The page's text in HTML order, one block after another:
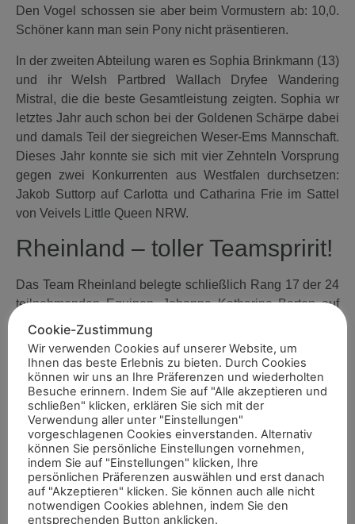
Den Vogel schossen sie aber beim Vormustern ab: 10,0.
Schöner kann man sein Pony nicht präsentieren.
In der zweiten Abteilung waren es Sophia Brinkmann (13)
und ihr Welsh Partbred Wallach Dryfee Wandering
Mistral, die die beste Gesamtleistung zeigten. Sophia wr
letztes Jahr auch schon bei der Goldenen Schärpe dabei
und damals Teil der siegreichen Weser-Ems Mannschaft.
Dieses Jahr konnte sie sich mit vier Zehnteln Vorsprung
gegen zwei Konkurrenten aus Westfalen durchsetzen:
Jakob Suttorp auf Carlotta und Catharina Frie im Sattel
von Veivels Little Queen NRW.
Rheinland – toller Teamspririt!
Das Team Rheinland belegte schließlich Rang 17 der 24
teilnehmenden Equipen. Johanna Katharina Barten auf
Kweb (11, aus Rheinberg), Maya Kaartinen (15,
Düsseldorf) mit Vayana CR, Sidney Mario Senf auf
Steverheides Dondrup (12, Hamminkeln), Viviene
Wolters (9 Jahre jung aus Wesel) auf Eikenhorst’s
Emanuel und Finja Marquaß im Sattel von Peppermint Pit
(15, Schermbeck) waren unter den grün-weißen
Landesfarben im Einsatz.
Das beste Einzelergebnis hatten Katharina Barten und
Kweb. Sie belegten in der zweiten Abteilung Rang 15
unter den 61 Startern in der zweiten Abteilung.
Cookie-Zustimmung
Wir verwenden Cookies auf unserer Website, um
Ihnen das beste Erlebnis zu bieten. Durch Cookies
können wir uns an Ihre Präferenzen und wiederholten
Besuche erinnern. Indem Sie auf "Alle akzeptieren und
schließen" klicken, erklären Sie sich mit der
Verwendung aller unter "Einstellungen"
vorgeschlagenen Cookies einverstanden. Alternativ
können Sie persönliche Einstellungen vornehmen,
indem Sie auf "Einstellungen" klicken, Ihre
persönlichen Präferenzen auswählen und erst danach
auf "Akzeptieren" klicken. Sie können auch alle nicht
notwendigen Cookies ablehnen, indem Sie den
entsprechenden Button anklicken.